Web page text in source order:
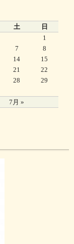
土 日
7月 »
1
7
8
14
15
21
22
28
29